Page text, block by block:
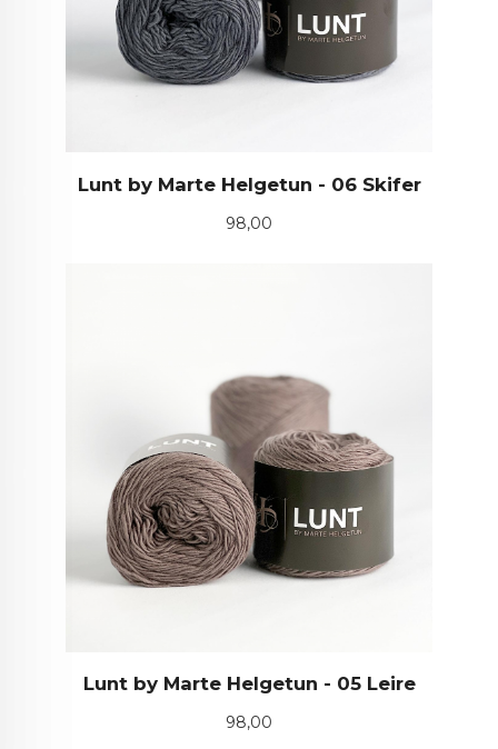
Lunt by Marte Helgetun - 06 Skifer
Pris
98,00
Lunt by Marte Helgetun - 05 Leire
Pris
98,00